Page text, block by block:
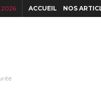
2026 ACCUEIL NOS